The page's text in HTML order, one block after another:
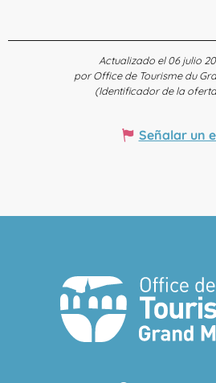
Actualizado el 06 julio
por Office de Tourisme du
(Identificador de la
Señalar un